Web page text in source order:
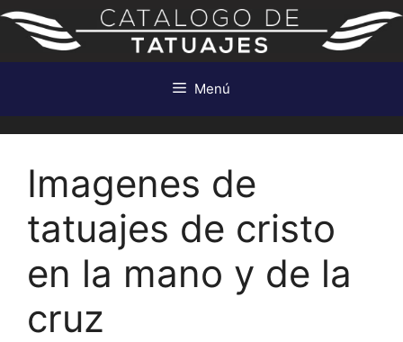
Saltar
contenido
Menú
Imagenes de
tatuajes de cristo
en la mano y de la
cruz